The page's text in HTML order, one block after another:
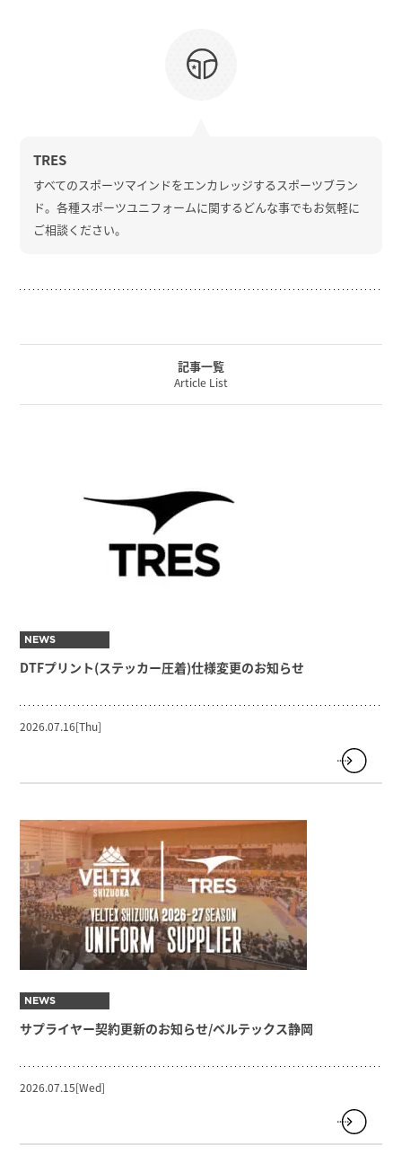
TRES
すべてのスポーツマインドをエンカレッジするスポーツブラン
ド。各種スポーツユニフォームに関するどんな事でもお気軽に
ご相談ください。
記事一覧
Article List
NEWS
DTFプリント(ステッカー圧着)仕様変更のお知らせ
2026.07.16[Thu]
NEWS
サプライヤー契約更新のお知らせ/ベルテックス静岡
2026.07.15[Wed]